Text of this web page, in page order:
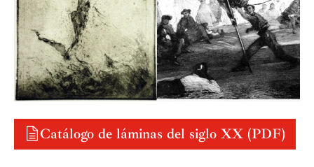
Catálogo de láminas del siglo XX (PDF)